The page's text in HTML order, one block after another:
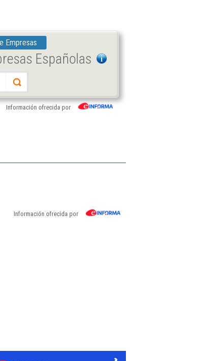
Empresas
Españolas
Información ofrecida por
Información ofrecida por